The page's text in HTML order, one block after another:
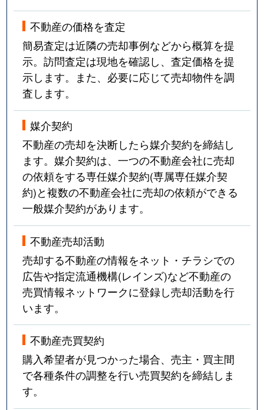
不動産の価格を査定
簡易査定は近隣の売却事例などから概算を提
示。訪問査定は現地を確認し、査定価格を提
示します。また、必要に応じて売却物件を調
査します。
媒介契約
不動産の売却を決断したら媒介契約を締結し
ます。媒介契約は、一つの不動産会社に売却
の依頼をする専任媒介契約(専属専任媒介契
約)と複数の不動産会社に売却の依頼ができる
一般媒介契約があります。
不動産売却活動
売却する不動産の情報をネット・チラシでの
広告や指定流通機構(レインズ)など不動産の
売買情報ネットワークに登録し売却活動を行
います。
不動産売買契約
購入希望者が見つかった場合、売主・買主間
で各種条件の調整を行い売買契約を締結しま
す。